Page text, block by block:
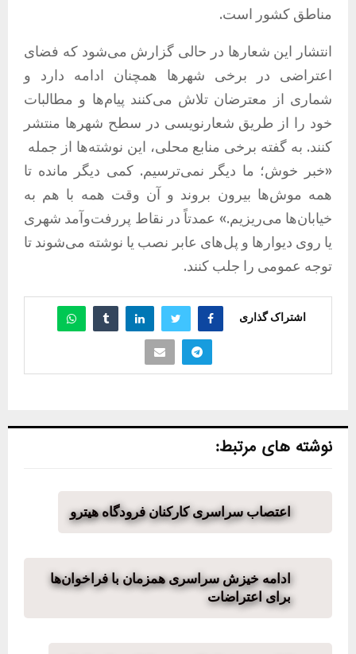
مناطق کشور است.
انتشار این شعارها در حالی گزارش می‌شود که فضای
اعتراضی در برخی شهرها همچنان ادامه دارد و
شماری از معترضان تلاش می‌کنند پیام‌ها و مطالبات
خود را از طریق شعارنویسی در سطح شهرها منتشر
کنند. به گفته برخی منابع محلی، این نوشته‌ها از جمله
«خبر خوش؛ ما دیگر نمی‌ترسیم. کمی دیگر مانده تا
همه موش‌ها بیرون بروند و آن وقت همه با هم به
خیابان‌ها می‌ریزیم.» عمدتاً در نقاط پررفت‌وآمد شهری
یا روی دیوارها و پل‌های عابر نصب یا نوشته می‌شوند تا
توجه عمومی را جلب کنند.
اشتراک گذاری
نوشته های مرتبط:
اعتصاب سراسری کارکنان فرودگاه هیترو
ادامه خیزش سراسری همزمان با فراخوان‌ها
برای اعتراضات